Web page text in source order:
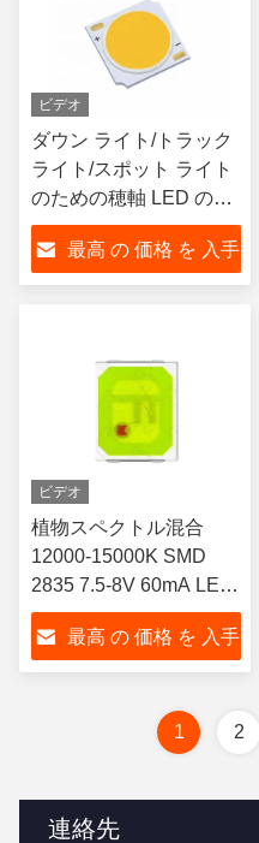
連絡先
ビデオ
ダウン ライト/トラック
ライト/スポット ライト
のための穂軸 LED の破
片 3W-25W 1313 1311
Ra90+最高 の 価格 を 入手
ビデオ
植物スペクトル混合
12000-15000K SMD
2835 7.5-8V 60mA LED
チップ
最高 の 価格 を 入手
1 2